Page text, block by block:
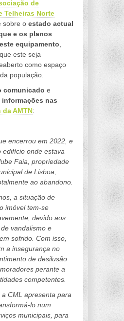
de
Telheiras Norte
sobre o estado actual
e os planos
equipamento,
este seja
como espaço
população.
comunicado e
informações nas
AMTN:
encerrou em 2022, e
edifício onde estava
Faia, propriedade
de Lisboa,
ao abandono.
a situação de
imóvel tem-se
devido aos
vandalismo e
sofrido. Com isso,
a insegurança no
de desilusão
perante a
competentes.
a CML apresenta para
lo num
municipais, para